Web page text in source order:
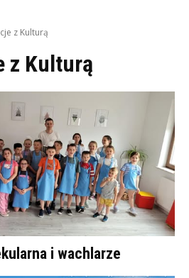
z Kulturą
z Kulturą
i wachlarze